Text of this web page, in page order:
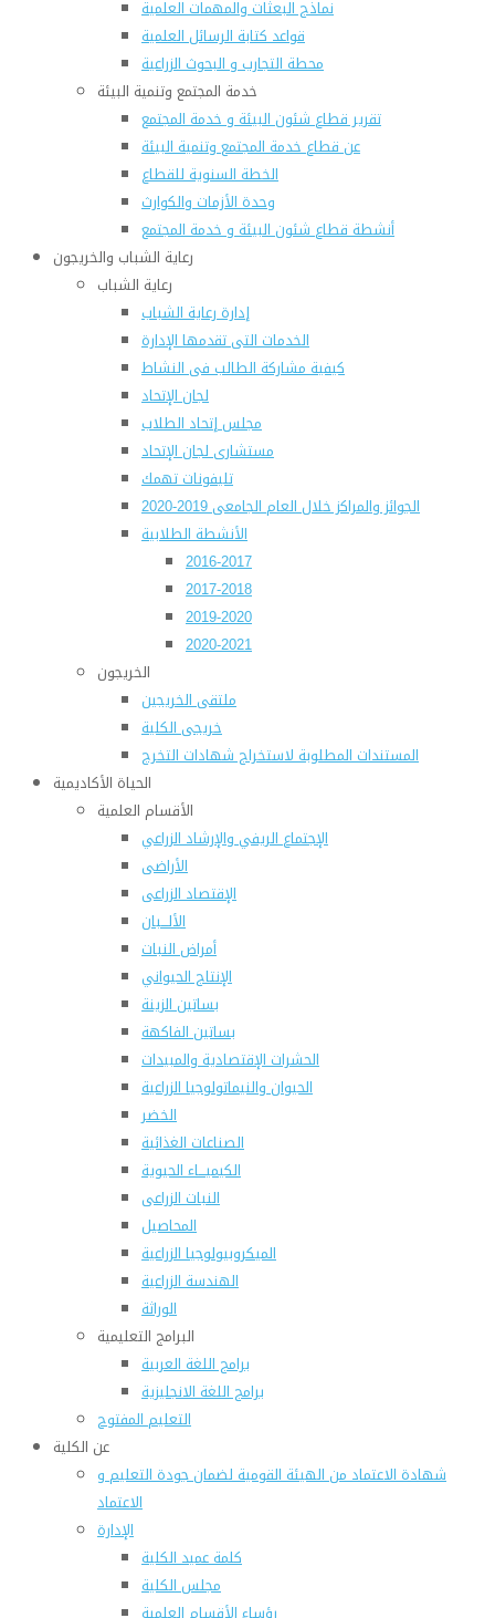
نماذج البعثات والمهمات العلمية
قواعد كتابة الرسائل العلمية
محطة التجارب و البحوث الزراعية
خدمة المجتمع وتنمية البيئة
تقرير قطاع شئون البيئة و خدمة المجتمع
عن قطاع خدمة المجتمع وتنمية البيئة
الخطة السنوية للقطاع
وحدة الأزمات والكوارث
أنشطة قطاع شئون البيئة و خدمة المجتمع
رعاية الشباب والخريجون
رعاية الشباب
إدارة رعاية الشباب
الخدمات التى تقدمها الإدارة
كيفية مشاركة الطالب فى النشاط
لجان الإتحاد
مجلس إتحاد الطلاب
مستشارى لجان الإتحاد
تليفونات تهمك
الجوائز والمراكز خلال العام الجامعى 2019-2020
الأنشطة الطلابية
2016-2017
2017-2018
2019-2020
2020-2021
الخريجون
ملتقى الخريجين
خريجى الكلية
المستندات المطلوبة لاستخراج شهادات التخرج
الحياة الأكاديمية
الأقسام العلمية
الإجتماع الريفي والإرشاد الزراعي
الأراضى
الإقتصاد الزراعى
الألـــبان
أمراض النبات
الإنتاج الحيواني
بساتين الزينة
بساتين الفاكهة
الحشرات الإقتصادية والمبيدات
الحيوان والنيماتولوجيا الزراعية
الخضر
الصناعات الغذائية
الكيميـــاء الحيوية
النبات الزراعى
المحاصيل
الميكروبيولوجيا الزراعية
الهندسة الزراعية
الوراثة
البرامج التعليمية
برامج اللغة العربية
برامج اللغة الانجليزية
التعليم المفتوح
عن الكلية
شهادة الاعتماد من الهيئة القومية لضمان جودة التعليم و
الاعتماد
الإدارة
كلمة عميد الكلية
مجلس الكلية